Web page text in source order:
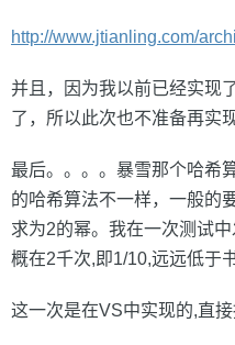
http://www.jtianling.com/
并且，因为我以前已经实现
了，所以此次也不准备再实
最后。。。。暴雪那个哈希
的哈希算法不一样，一般的
求为2的幂。我在一次测试
概在2千次,即1/10,远远低于
这一次是在VS中实现的,直